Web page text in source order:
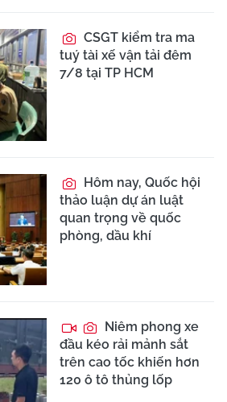
CSGT kiểm tra ma
tuý tài xế vận tải đêm
7/8 tại TP HCM
Hôm nay, Quốc hội
thảo luận dự án luật
quan trọng về quốc
phòng, dầu khí
Niêm phong xe
đầu kéo rải mảnh sắt
trên cao tốc khiến hơn
120 ô tô thủng lốp